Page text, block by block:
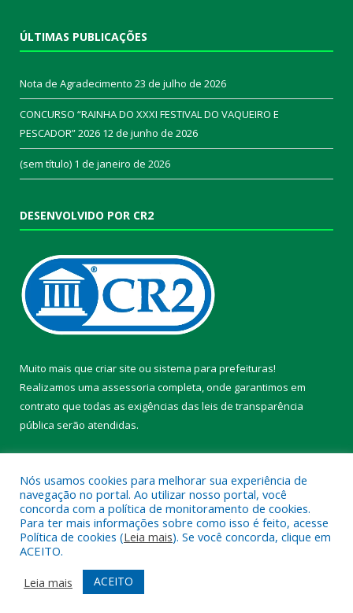
ÚLTIMAS PUBLICAÇÕES
Nota de Agradecimento 23 de julho de 2026
CONCURSO “RAINHA DO XXXI FESTIVAL DO VAQUEIRO E
PESCADOR” 2026 12 de junho de 2026
(sem título) 1 de janeiro de 2026
DESENVOLVIDO POR CR2
Muito mais que criar site ou sistema para prefeituras!
Realizamos uma assessoria completa, onde garantimos em
contrato que todas as exigências das leis de transparência
pública serão atendidas.
Todos os direitos reservados a Prefeitura Municipal de Chaves.
Mapa do Site
Acessar Área Administrativa
Acessar Webmail
Nós usamos cookies para melhorar sua experiência de
navegação no portal. Ao utilizar nosso portal, você
concorda com a política de monitoramento de cookies.
Para ter mais informações sobre como isso é feito, acesse
Política de cookies (Leia mais). Se você concorda, clique em
ACEITO.
Leia mais
ACEITO